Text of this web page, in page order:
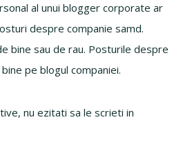
al unui blogger corporate ar
despre companie samd.
bine sau de rau. Posturile despre
pe blogul companiei.
nu ezitati sa le scrieti in